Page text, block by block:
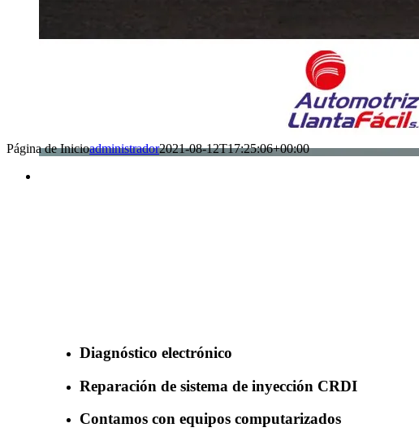
Página de Inicioadministrador2021-08-12T17:25:06+00:00
Diagnóstico electrónico
Reparación de sistema de inyección CRDI
Contamos con equipos computarizados